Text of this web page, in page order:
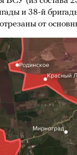
и 38-й
от